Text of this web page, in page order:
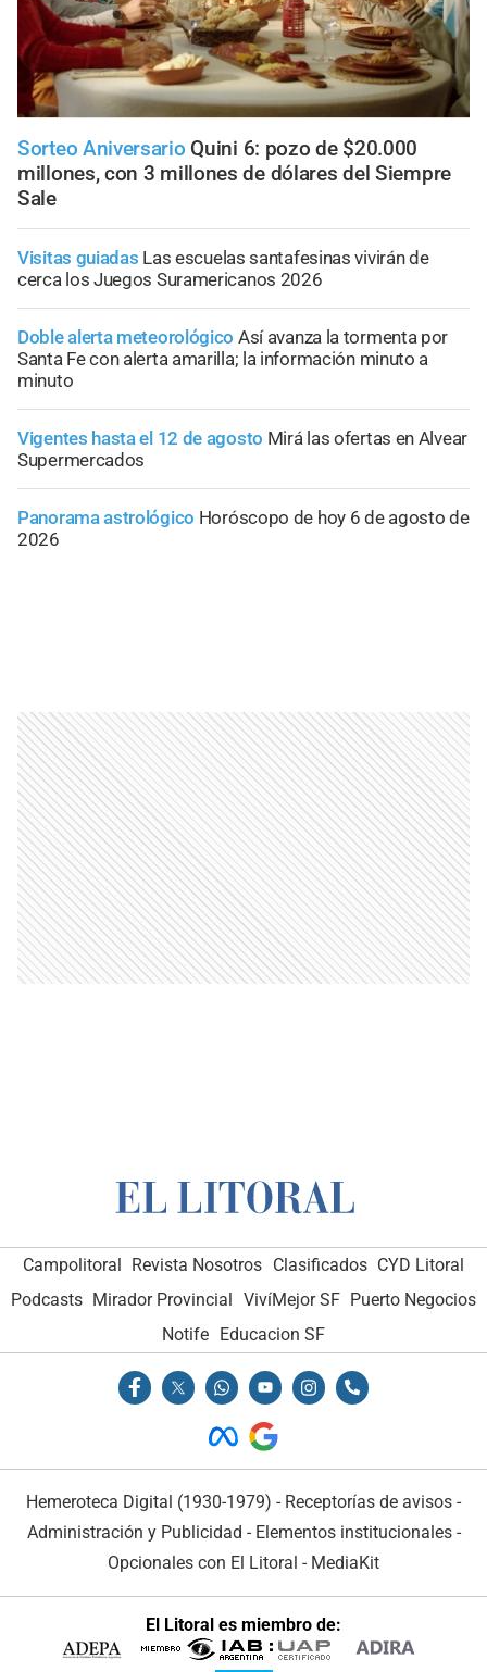
Sorteo Aniversario Quini 6: pozo de $20.000
millones, con 3 millones de dólares del Siempre
Sale
Visitas guiadas Las escuelas santafesinas vivirán de
cerca los Juegos Suramericanos 2026
Doble alerta meteorológico Así avanza la tormenta por
Santa Fe con alerta amarilla; la información minuto a
minuto
Vigentes hasta el 12 de agosto Mirá las ofertas en Alvear
Supermercados
Panorama astrológico Horóscopo de hoy 6 de agosto de
2026
Campolitoral Revista Nosotros Clasificados CYD Litoral
Podcasts Mirador Provincial VivíMejor SF Puerto Negocios
Notife Educacion SF
Hemeroteca Digital (1930-1979) - Receptorías de avisos -
Administración y Publicidad - Elementos institucionales-
Opcionales con El Litoral - MediaKit
El Litoral es miembro de: